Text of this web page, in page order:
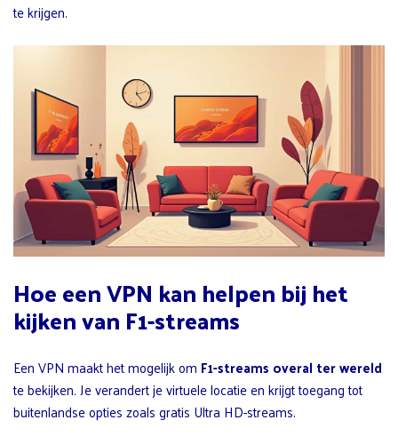
te krijgen.
Hoe een VPN kan helpen bij het
kijken van F1-streams
Een VPN maakt het mogelijk om F1-streams overal ter wereld
te bekijken. Je verandert je virtuele locatie en krijgt toegang tot
buitenlandse opties zoals gratis Ultra HD-streams.